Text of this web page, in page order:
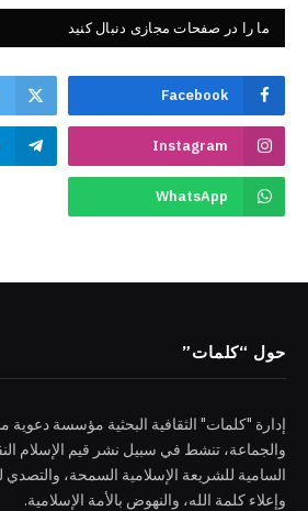
ما را در صفحات مجازی دنبال کنید
Facebook
Instagram
WhatsApp
حول “كلمات”
إدارة "كلمات" الثقافية البحثية مؤسسة دعوية
والجماعة، تنشط في سبيل نشر قيم الإسلام
السامية للشريعة الإسلامية السمحة، والتصدي
وإعلاء كلمة الله، والنهوض بالأمة الإسلامية.